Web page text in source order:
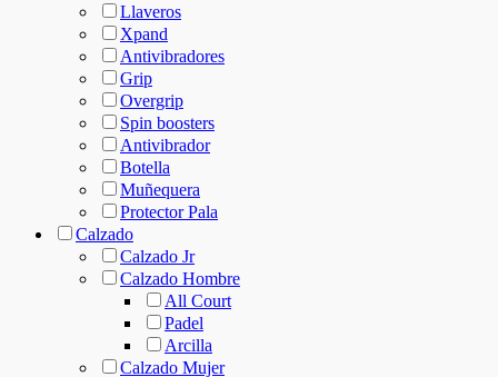
Llaveros
Xpand
Antivibradores
Grip
Overgrip
Spin boosters
Antivibrador
Botella
Muñequera
Protector Pala
Calzado
Calzado Jr
Calzado Hombre
All Court
Padel
Arcilla
Calzado Mujer